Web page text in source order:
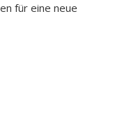
für eine neue